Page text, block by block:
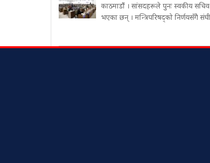
काठमाडौं । सांसदहरूले पुनः स्वकीय सचिव
भएका छन् । मन्त्रिपरिषद्को निर्णयसँगै